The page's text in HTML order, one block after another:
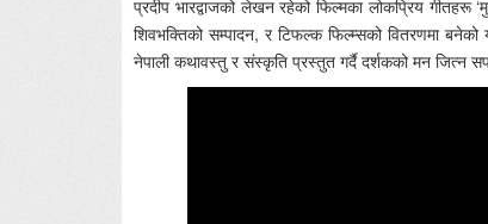
प्रदीप भारद्वाजको लेखन रहेको फिल्मका लोकप्रिय गीतहरू
शिवभक्तिको सम्पादन, र टिफल्क फिल्म्सको वितरणमा
नेपाली कथावस्तु र संस्कृति प्रस्तुत गर्दै दर्शकको मन जित्न